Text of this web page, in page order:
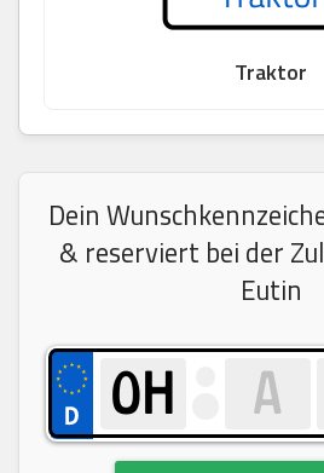
Traktor
Dein
& reserviert bei der
Eutin